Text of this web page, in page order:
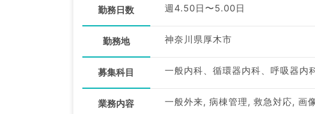
勤務日数 週4.50日〜5.00日
勤務地 神奈川県厚木市
募集科目 一般内科、循環器内科、呼吸器内
業務内容 一般外来, 病棟管理, 救急対応, 画